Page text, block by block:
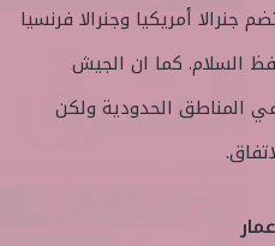
جنرالا أمريكيا وجنرالا فرنسيا
السلام. كما ان الجيش
المناطق الحدودية ولكن